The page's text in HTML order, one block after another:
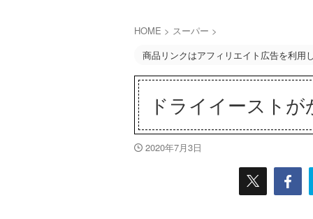
HOME > スーパー >
商品リンクはアフィリエイト広告を利用
ドライイースト
2020年7月3日